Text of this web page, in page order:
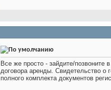
Все же просто - зайдите/позвоните
договора аренды. Свидетельство о
полного комплекта документов